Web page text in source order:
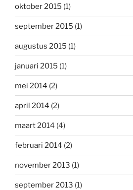
oktober 2015 (1)
september 2015 (1)
augustus 2015 (1)
januari 2015 (1)
mei 2014 (2)
april 2014 (2)
maart 2014 (4)
februari 2014 (2)
november 2013 (1)
september 2013 (1)